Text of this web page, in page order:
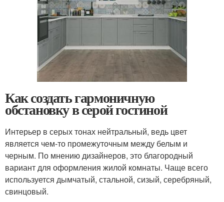
Как создать гармоничную
обстановку в серой гостиной
Интерьер в серых тонах нейтральный, ведь цвет
является чем-то промежуточным между белым и
черным. По мнению дизайнеров, это благородный
вариант для оформления жилой комнаты. Чаще всего
используется дымчатый, стальной, сизый, серебряный,
свинцовый.